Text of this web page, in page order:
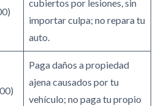
cubiertos por lesiones, sin
importar culpa; no repara tu
auto.
Paga daños a propiedad
ajena causados por tu
vehículo; no paga tu propio